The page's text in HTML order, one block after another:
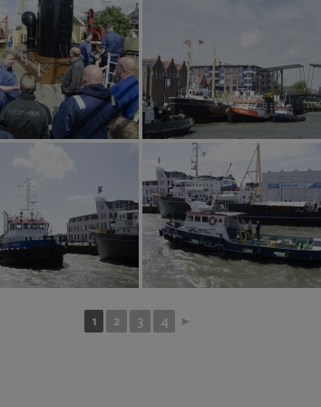
1 2 3 4 ►